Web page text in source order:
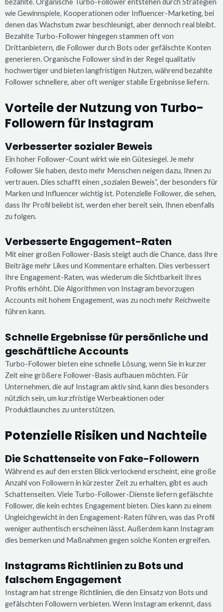
wie Gewinnspiele, Kooperationen oder Influencer-Marketing, bei
denen das Wachstum zwar beschleunigt, aber dennoch real bleibt.
Bezahlte Turbo-Follower hingegen stammen oft von
Drittanbietern, die Follower durch Bots oder gefälschte Konten
generieren. Organische Follower sind in der Regel qualitativ
hochwertiger und bieten langfristigen Nutzen, während bezahlte
Follower schnellere, aber oft weniger stabile Ergebnisse liefern.
Vorteile der Nutzung von Turbo-
Followern für Instagram
Verbesserter sozialer Beweis
Ein hoher Follower-Count wirkt wie ein Gütesiegel. Je mehr
Follower Sie haben, desto mehr Menschen neigen dazu, Ihnen zu
vertrauen. Dies schafft einen „sozialen Beweis“, der besonders für
Marken und Influencer wichtig ist. Potenzielle Follower, die sehen,
dass Ihr Profil beliebt ist, werden eher bereit sein, Ihnen ebenfalls
zu folgen.
Verbesserte Engagement-Raten
Mit einer großen Follower-Basis steigt auch die Chance, dass Ihre
Beiträge mehr Likes und Kommentare erhalten. Dies verbessert
Ihre Engagement-Raten, was wiederum die Sichtbarkeit Ihres
Profils erhöht. Die Algorithmen von Instagram bevorzugen
Accounts mit hohem Engagement, was zu noch mehr Reichweite
führen kann.
Schnelle Ergebnisse für persönliche und
geschäftliche Accounts
Turbo-Follower bieten eine schnelle Lösung, wenn Sie in kurzer
Zeit eine größere Follower-Basis aufbauen möchten. Für
Unternehmen, die auf Instagram aktiv sind, kann dies besonders
nützlich sein, um kurzfristige Werbeaktionen oder
Produktlaunches zu unterstützen.
Potenzielle Risiken und Nachteile
Die Schattenseite von Fake-Followern
Während es auf den ersten Blick verlockend erscheint, eine große
Anzahl von Followern in kürzester Zeit zu erhalten, gibt es auch
Schattenseiten. Viele Turbo-Follower-Dienste liefern gefälschte
Follower, die kein echtes Engagement bieten. Dies kann zu einem
Ungleichgewicht in den Engagement-Raten führen, was das Profil
weniger authentisch erscheinen lässt. Außerdem kann Instagram
dies bemerken und Maßnahmen gegen solche Konten ergreifen.
Instagrams Richtlinien zu Bots und
falschem Engagement
Instagram hat strenge Richtlinien, die den Einsatz von Bots und
gefälschten Followern verbieten. Wenn Instagram erkennt, dass